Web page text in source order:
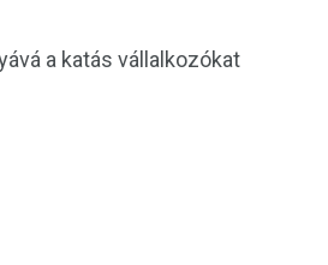
a katás vállalkozókat